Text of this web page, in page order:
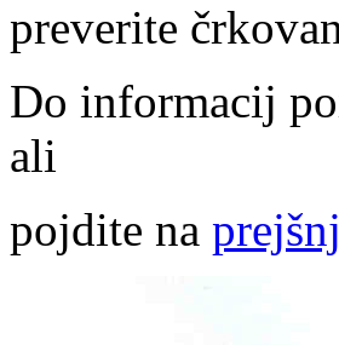
preverite
Do informacij
ali
pojdite na